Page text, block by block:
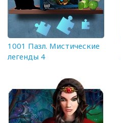
1001 Пазл. Мистические
легенды 4